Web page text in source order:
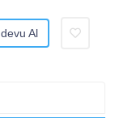
Al